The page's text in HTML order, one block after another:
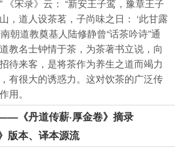
《宋录》云： “新安王子鸾，豫章王子
，道人设茶茗，子尚味之日： ‘此甘露
朝道教奠基人陆修静曾“话茶吟诗”通
教名士钟情于茶，为茶著书立说，向
待来客，是将茶作为养生之道而竭力
有很大的诱惑力。这对饮茶的广泛传
用。
《丹道传薪·厚金卷》摘录
版本、译本源流